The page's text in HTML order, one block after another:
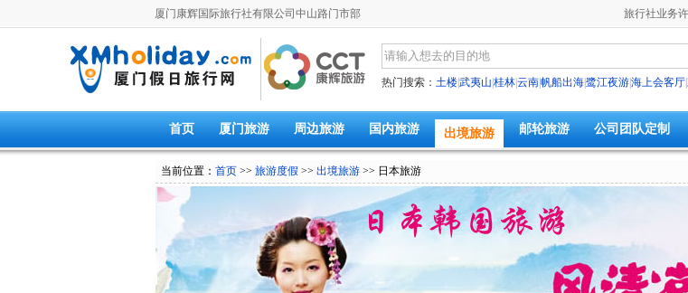
厦门康辉国际旅行社有限公司中山路门市部 旅行社业务
热门搜索： 土楼武夷山 桂林云南帆船出海鹭江夜游海上会客厅
首页 厦门旅游 周边旅游 国内旅游 出境旅游 邮轮旅游 公司团队定制
当前位置： 首页>> 旅游度假 >> 出境旅游>> 日本旅游